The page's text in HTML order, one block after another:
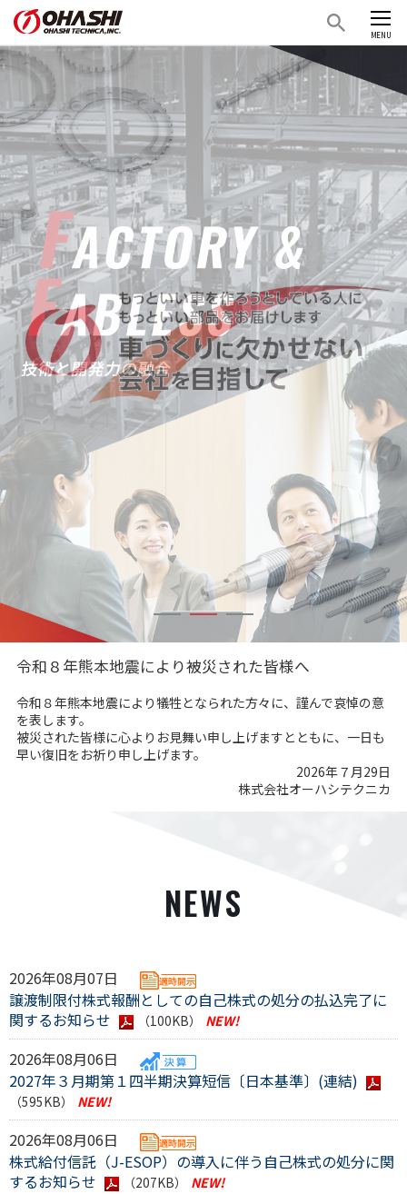
CLOSE
MENU
令和８年熊本地震により被災された皆様へ
令和８年熊本地震により犠牲となられた方々に、謹んで哀悼の意
を表します。
被災された皆様に心よりお見舞い申し上げますとともに、一日も
早い復旧をお祈り申し上げます。
2026年７月29日
株式会社オーハシテクニカ
NEWS
2026年08月07日
譲渡制限付株式報酬としての自己株式の処分の払込完了に
関するお知らせ
（100KB）
2026年08月06日
2027年３月期第１四半期決算短信〔日本基準〕(連結)
（595KB）
2026年08月06日
株式給付信託（J-ESOP）の導入に伴う自己株式の処分に関
するお知らせ
（207KB）